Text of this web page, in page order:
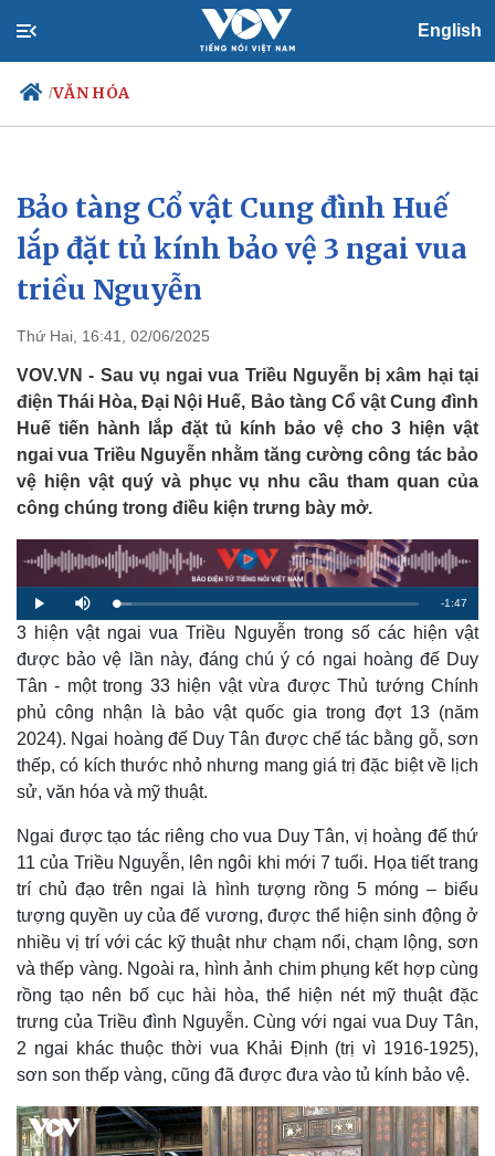
English
/VĂN HÓA
Chính trị
Đảng
Tổ chức nhân sự
Quốc hội
Nhận diện sự thật
Xã hội
Tin 24h
Dự báo thời tiết
Bảo tàng Cổ vật Cung đình Huế
lắp đặt tủ kính bảo vệ 3 ngai vua
triều Nguyễn
Thứ Hai, 16:41, 02/06/2025
VOV.VN - Sau vụ ngai vua Triều Nguyễn bị xâm hại tại
điện Thái Hòa, Đại Nội Huế, Bảo tàng Cổ vật Cung đình
Huế tiến hành lắp đặt tủ kính bảo vệ cho 3 hiện vật
ngai vua Triều Nguyễn nhằm tăng cường công tác bảo
vệ hiện vật quý và phục vụ nhu cầu tham quan của
công chúng trong điều kiện trưng bày mở.
P
l
a
y
M
u
t
e
L
o
a
d
5
.
0
5
R
e
a
n
n
g
m
e
-1:47
3 hiện vật ngai vua Triều Nguyễn trong số các hiện vật
được bảo vệ lần này, đáng chú ý có ngai hoàng đế Duy
Tân - một trong 33 hiện vật vừa được Thủ tướng Chính
phủ công nhận là bảo vật quốc gia trong đợt 13 (năm
2024). Ngai hoàng đế Duy Tân được chế tác bằng gỗ, sơn
thếp, có kích thước nhỏ nhưng mang giá trị đặc biệt về lịch
sử, văn hóa và mỹ thuật.
Ngai được tạo tác riêng cho vua Duy Tân, vị hoàng đế thứ
11 của Triều Nguyễn, lên ngôi khi mới 7 tuổi. Họa tiết trang
trí chủ đạo trên ngai là hình tượng rồng 5 móng – biểu
tượng quyền uy của đế vương, được thể hiện sinh động ở
nhiều vị trí với các kỹ thuật như chạm nổi, chạm lộng, sơn
và thếp vàng. Ngoài ra, hình ảnh chim phụng kết hợp cùng
rồng tạo nên bố cục hài hòa, thể hiện nét mỹ thuật đặc
trưng của Triều đình Nguyễn. Cùng với ngai vua Duy Tân,
2 ngai khác thuộc thời vua Khải Định (trị vì 1916-1925),
sơn son thếp vàng, cũng đã được đưa vào tủ kính bảo vệ.